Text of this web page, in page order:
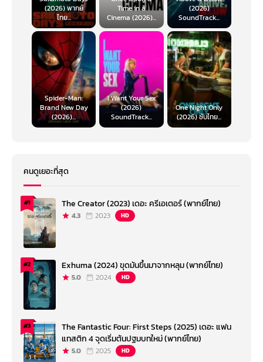
(2026) พากย์
ไทย...
Time in a
Cinema (2026)...
(2026)
SoundTrack...
Spider-Man:
Brand New Day
(2026)...
I Want Your Sex
(2026)
SoundTrack...
One Night Only
(2026) ซับไทย...
คนดูเยอะที่สุด
#1 The Creator (2023) เดอะ ครีเอเตอร์ (พากย์ไทย)
4.3 2023 HD
#2 Exhuma (2024) ขุดมันขึ้นมาจากหลุม (พากย์ไทย)
5.0 2024 HD
#3
The Fantastic Four: First Steps (2025) เดอะ แฟน
แทสติก 4 จุดเริ่มต้นปฐมบทใหม่ (พากย์ไทย)
5.0 2025 HD